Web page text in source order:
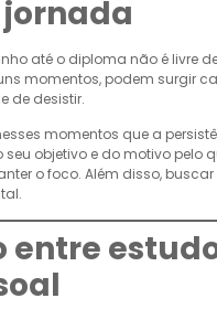
até o diploma não é livre
momentos, podem surgir
de desistir.
momentos que a
seu objetivo e do motivo pelo
o foco. Além disso,
entre